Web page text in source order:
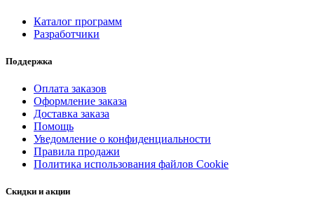
Каталог программ
Разработчики
Поддержка
Оплата заказов
Оформление заказа
Доставка заказа
Помощь
Уведомление о конфиденциальности
Правила продажи
Политика использования файлов Cookie
Скидки и акции